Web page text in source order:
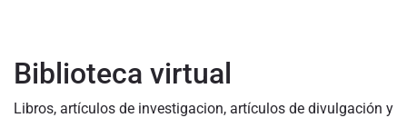
Biblioteca virtual
Libros, artículos de investigacion, artículos de divulgación y